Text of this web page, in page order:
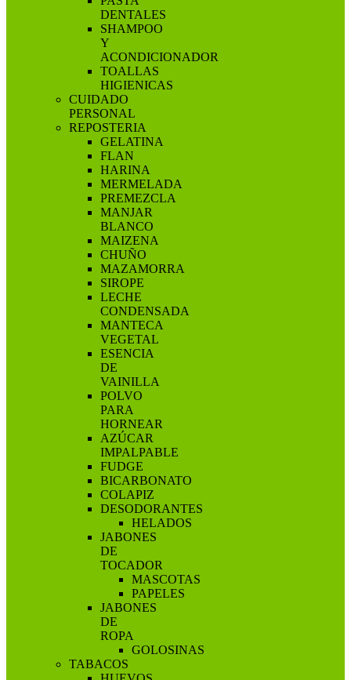
DENTALES
SHAMPOO
Y
ACONDICIONADOR
TOALLAS
HIGIENICAS
CUIDADO
PERSONAL
REPOSTERIA
GELATINA
FLAN
HARINA
MERMELADA
PREMEZCLA
MANJAR
BLANCO
MAIZENA
CHUÑO
MAZAMORRA
SIROPE
LECHE
CONDENSADA
MANTECA
VEGETAL
ESENCIA
DE
VAINILLA
POLVO
PARA
HORNEAR
AZÚCAR
IMPALPABLE
FUDGE
BICARBONATO
COLAPIZ
DESODORANTES
HELADOS
JABONES
DE
TOCADOR
MASCOTAS
PAPELES
JABONES
DE
ROPA
GOLOSINAS
TABACOS